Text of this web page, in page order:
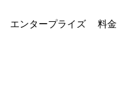
エンタープライズ 料金